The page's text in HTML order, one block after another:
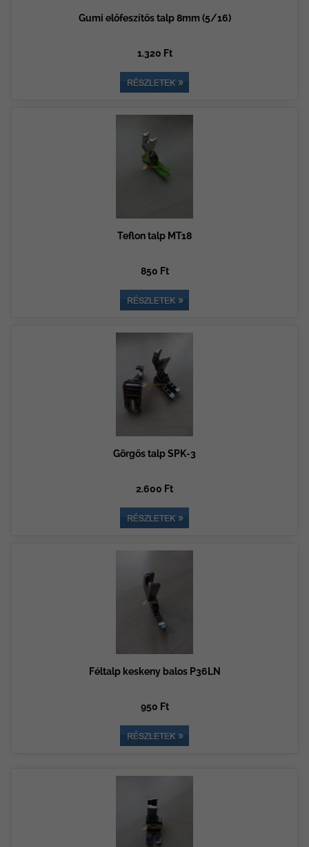
Gumi előfeszítős talp 8mm (5/16)
1.320 Ft
Teflon talp MT18
850 Ft
Görgős talp SPK-3
2.600 Ft
Féltalp keskeny balos P36LN
950 Ft